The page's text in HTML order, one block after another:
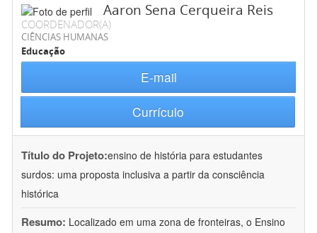
Aaron Sena Cerqueira Reis
COORDENADOR(A)
CIÊNCIAS HUMANAS
Educação
E-mail
Currículo
Título do Projeto:ensino de história para estudantes
surdos: uma proposta inclusiva a partir da consciência
histórica
Resumo: Localizado em uma zona de fronteiras, o Ensino